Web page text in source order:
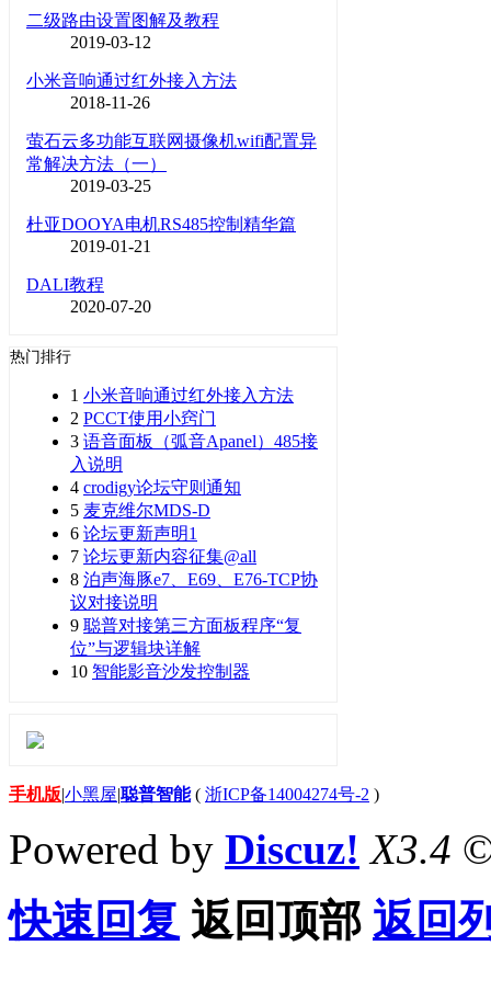
二级路由设置图解及教程
2019-03-12
小米音响通过红外接入方法
2018-11-26
萤石云多功能互联网摄像机wifi配置异
常解决方法（一）
2019-03-25
杜亚DOOYA电机RS485控制精华篇
2019-01-21
DALI教程
2020-07-20
热门排行
1 小米音响通过红外接入方法
2 PCCT使用小窍门
3 语音面板（弧音Apanel）485接
入说明
4 crodigy论坛守则通知
5 麦克维尔MDS-D
6 论坛更新声明1
7 论坛更新内容征集@all
8 泊声海豚e7、E69、E76-TCP协
议对接说明
9 聪普对接第三方面板程序“复
位”与逻辑块详解
10 智能影音沙发控制器
手机版|小黑屋|聪普智能( 浙ICP备14004274号-2 )
Powered by Discuz! X3.4
快速回复 返回顶部 返回